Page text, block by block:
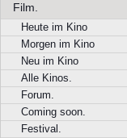
Film.
Heute im Kino
Morgen im Kino
Neu im Kino
Alle Kinos.
Forum.
Coming soon.
Festival.